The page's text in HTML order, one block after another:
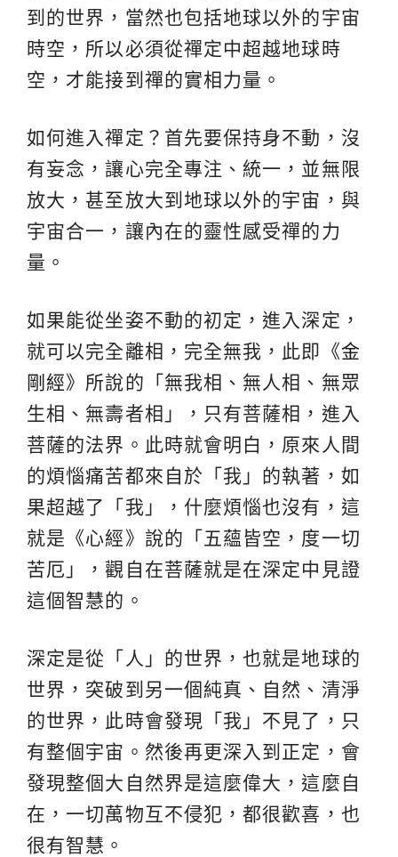
到的世界，當然也包括地球以外的宇宙
時空，所以必須從禪定中超越地球時
空，才能接到禪的實相力量。
如何進入禪定？首先要保持身不動，沒
有妄念，讓心完全專注、統一，並無限
放大，甚至放大到地球以外的宇宙，與
宇宙合一，讓內在的靈性感受禪的力
量。
如果能從坐姿不動的初定，進入深定，
就可以完全離相，完全無我，此即《金
剛經》所說的「無我相、無人相、無眾
生相、無壽者相」，只有菩薩相，進入
菩薩的法界。此時就會明白，原來人間
的煩惱痛苦都來自於「我」的執著，如
果超越了「我」，什麼煩惱也沒有，這
就是《心經》說的「五蘊皆空，度一切
苦厄」，觀自在菩薩就是在深定中見證
這個智慧的。
深定是從「人」的世界，也就是地球的
世界，突破到另一個純真、自然、清淨
的世界，此時會發現「我」不見了，只
有整個宇宙。然後再更深入到正定，會
發現整個大自然界是這麼偉大，這麼自
在，一切萬物互不侵犯，都很歡喜，也
很有智慧。